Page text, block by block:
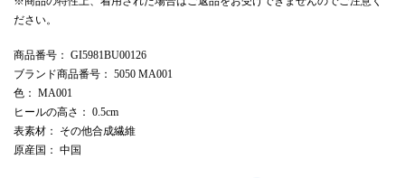
ださい。
商品番号 ： GI5981BU00126
ブランド商品番号 ： 5050 MA001
色 ： MA001
ヒールの高さ ： 0.5cm
表素材 ： その他合成繊維
原産国 ： 中国